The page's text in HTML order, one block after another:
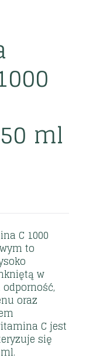
ml
C 1000
to
w
oraz
C jest
się